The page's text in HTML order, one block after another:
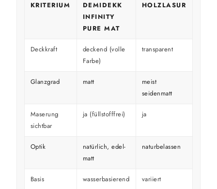
KRITERIUM
DEMIDEKK
INFINITY
PURE MAT
HOLZLASUR
Deckkraft
deckend (volle
Farbe)
transparent
Glanzgrad matt
meist
seidenmatt
Maserung
sichtbar
ja (füllstofffrei) ja
Optik
natürlich, edel-
matt
naturbelassen
Basis wasserbasierend variiert